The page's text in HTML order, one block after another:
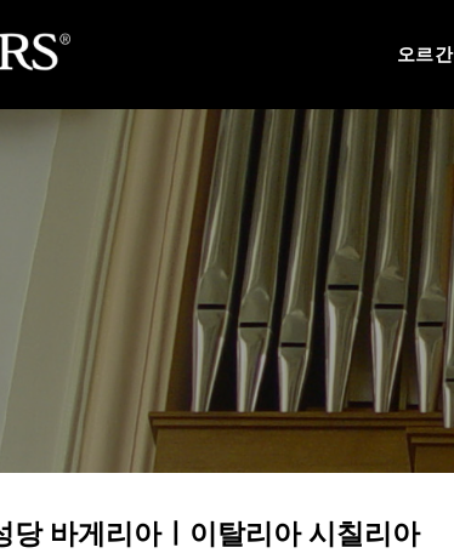
오르간
당 바게리아ㅣ이탈리아 시칠리아